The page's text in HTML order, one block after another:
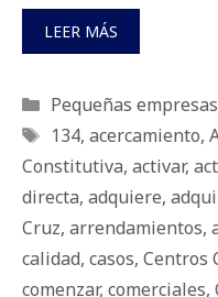
LEER MÁS
Categorías
Pequeñas empresas
Etiquetas
134, acercamiento,
Constitutiva, activar,
directa, adquiere,
Cruz, arrendamientos,
calidad, casos, Centros
comenzar, comerciales,